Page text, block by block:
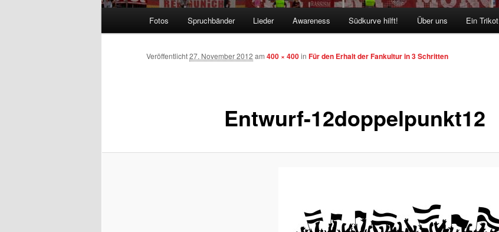
Fotos Spruchbänder Lieder Awareness Südkurve hilft! Über uns Ein Trikot
Entwurf-12doppelpunkt12
Veröffentlicht27. November 2012 am 400 × 400in Für den Erhalt der Fankultur in 3 Schritten